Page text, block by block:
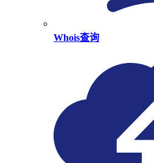
Whois查询